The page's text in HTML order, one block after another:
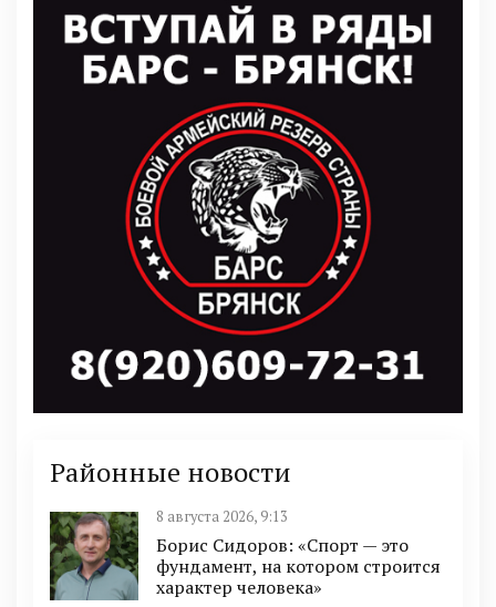
Районные новости
8 августа 2026, 9:13
Борис Сидоров: «Спорт — это
фундамент, на котором строится
характер человека»